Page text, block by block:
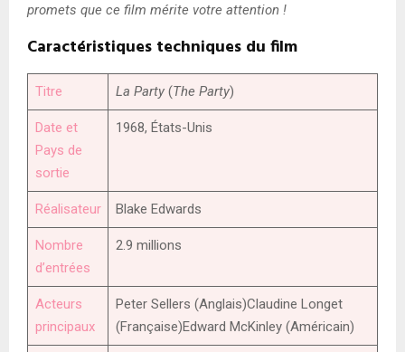
promets que ce film mérite votre attention !
Caractéristiques techniques du film
Titre La Party (The Party)
Date et
Pays de
sortie
1968, États-Unis
Réalisateur Blake Edwards
Nombre
d’entrées
2.9 millions
Acteurs
principaux
Peter Sellers (Anglais)Claudine Longet
(Française)Edward McKinley (Américain)